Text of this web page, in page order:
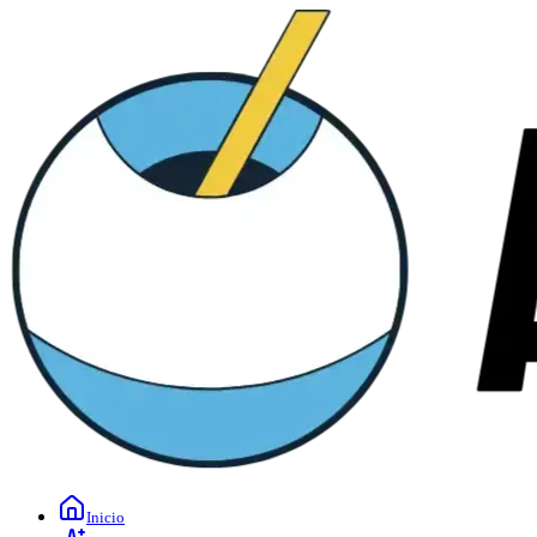
Inicio